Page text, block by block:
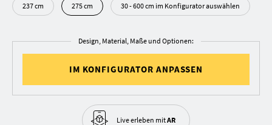
237 cm 275 cm 30 - 600 cm im Konfigurator auswählen
Design, Material, Maße und Optionen:
IM KONFIGURATOR ANPASSEN
Live erleben mitAR